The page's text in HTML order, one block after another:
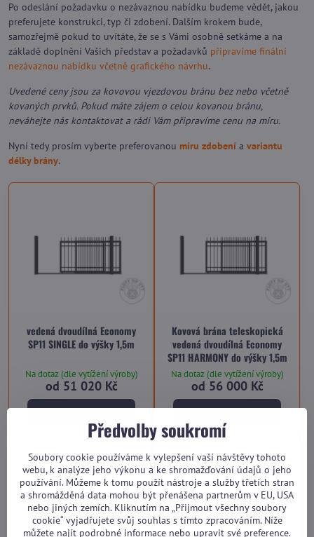
Po odeslání požadavku o nezávaznou nabídku budeme vědět, jakou
preferujete konstrukci, typ či zdobení. Dalším krokem bude,
samozřejmě pokud to uvítáte, že se s Vámi osobně setkáme a na
základě doplnění Vašich představ a požadavků připravíme finální
nezávaznou nabídku včetně grafického návrhu.
Uvedené ceny jsou za kovovou vjezdovou bránu bez nebo včetně
kovaných prvků. Pokud máte zájem o celou kovanou bránu,
neváhejte nás kontaktovat a rádi Vám připravíme cenu na míru.
Nyní tedy prosím vyberte preferovanou míru zdobení a variantu
délky brány.
vedená dvoudílná Economy
SP11 SINGLE do výšky 1,5m
Na dotaz (dle vytížení výroby)
od 51 020 Kč
Zobrazit
Kovová brána teleskopická
vedená dvoudílná Economy
SP11 HARMONY do výšky 1,5m
Na dotaz (dle vytížení výroby)
od 56 000 Kč
Zobrazit
Předvolby soukromí
Soubory cookie používáme k vylepšení vaší návštěvy tohoto
webu, k analýze jeho výkonu a ke shromažďování údajů o jeho
používání. Můžeme k tomu použít nástroje a služby třetích stran
a shromážděná data mohou být přenášena partnerům v EU, USA
nebo jiných zemích. Kliknutím na „Přijmout všechny soubory
cookie“ vyjadřujete svůj souhlas s tímto zpracováním. Níže
můžete najít podrobné informace nebo upravit své preference.